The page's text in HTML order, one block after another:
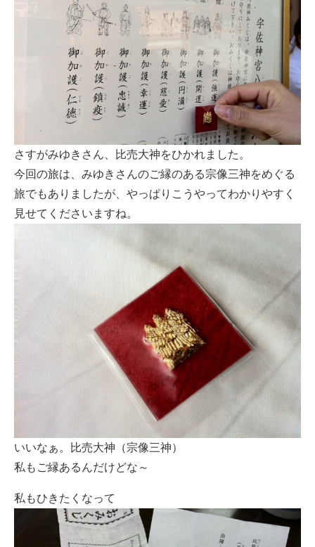
さすがみゆきさん、比売大神をひかれました。
今回の旅は、みゆきさんのご縁のある宗像三神をめぐる
旅でもありましたが、やっぱりこうやってわかりやすく
見せてくださいますね。
いいなぁ。比売大神（宗像三神）
私もご縁あるんだけどな～
私もひきたくなって